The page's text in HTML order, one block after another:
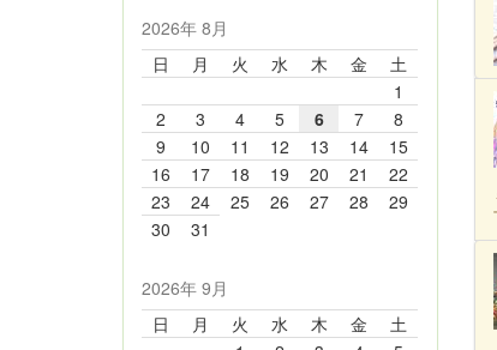
2026年 8月
日
月 火 水 木 金
土
1
2
3 4 5 6 7
8
9
10 11 12 13 14
15
16
17 18 19 20 21
22
23
24 25 26 27 28
29
30
31
2026年 9月
日
月 火 水 木 金
土